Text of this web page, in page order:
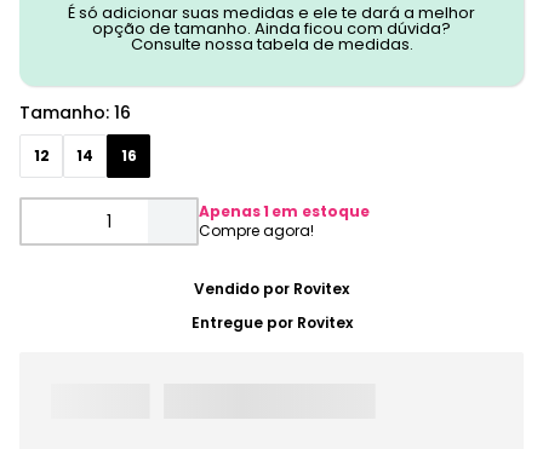
É só adicionar suas medidas e ele te dará a melhor
opção de tamanho. Ainda ficou com dúvida?
Consulte nossa tabela de medidas.
Tamanho: 16
12 14 16
Apenas1 em estoque
Vendido por Rovitex
Entregue por Rovitex